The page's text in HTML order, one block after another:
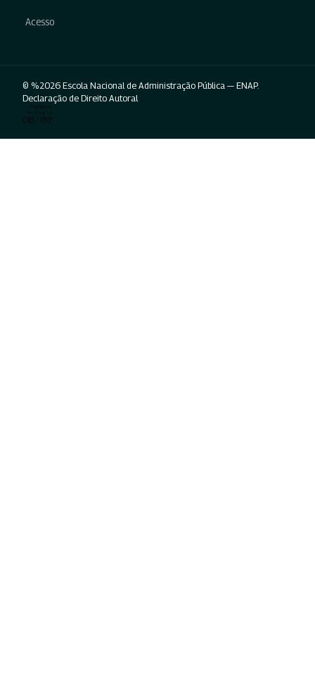
Acesso
© %2026 Escola Nacional de Administração Pública — ENAP.
Declaração de Direito Autoral